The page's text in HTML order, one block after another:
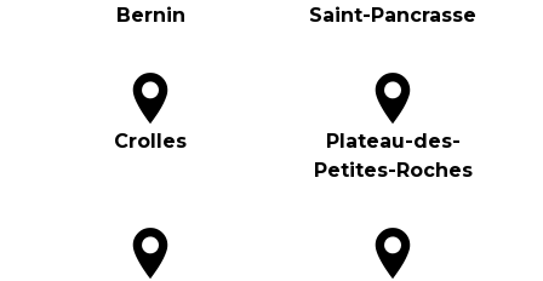
Bernin Saint-Pancrasse
Crolles
Plateau-des-
Petites-Roches